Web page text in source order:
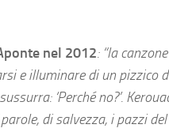
nel 2012: “la
e illuminare di un pizzico
‘Perché no?’.
di salvezza, i pazzi